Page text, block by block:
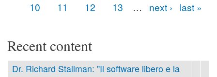
10 11 12 13 … next › last »
Recent content
Dr. Richard Stallman: "Il software libero e la